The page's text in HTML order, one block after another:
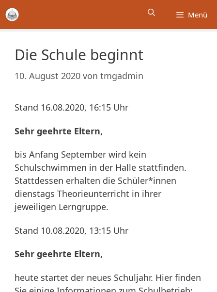
Zum
Inhalt
springen
Menü
Die Schule beginnt
10. August 2020 von tmgadmin
Stand 16.08.2020, 16:15 Uhr
Sehr geehrte Eltern,
bis Anfang September wird kein
Schulschwimmen in der Halle stattfinden.
Stattdessen erhalten die Schüler*innen
dienstags Theorieunterricht in ihrer
jeweiligen Lerngruppe.
Stand 10.08.2020, 13:15 Uhr
Sehr geehrte Eltern,
heute startet der neues Schuljahr. Hier finden